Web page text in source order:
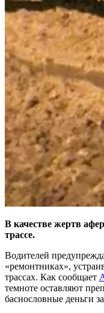
В качестве жертв
трассе.
Водителей
«ремонтниках»,
трассах. Как сообщает
темноте оставляют
баснословные деньги